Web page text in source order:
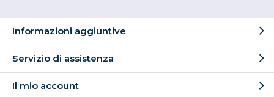
Informazioni aggiuntive
Servizio di assistenza
Il mio account